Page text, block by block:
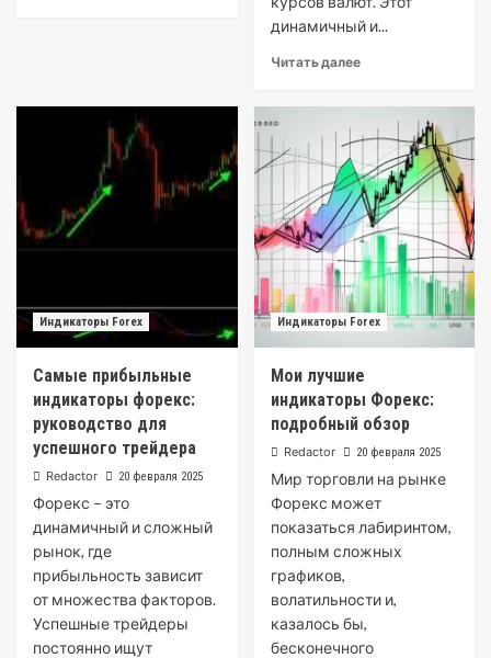
динамичный и...
Читать далее
Индикаторы Forex
Самые прибыльные
индикаторы форекс:
руководство для
успешного трейдера
Redactor 20 февраля 2025
Форекс – это
динамичный и сложный
рынок, где
прибыльность зависит
от множества факторов.
Успешные трейдеры
постоянно ищут
Индикаторы Forex
Мои лучшие
индикаторы Форекс:
подробный обзор
Redactor 20 февраля 2025
Мир торговли на рынке
Форекс может
показаться лабиринтом,
полным сложных
графиков,
волатильности и,
казалось бы,
бесконечного